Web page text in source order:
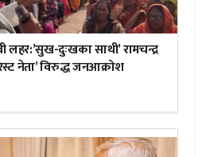
लहर:’सुख-दुःखका साथी’ रामचन्द्र
नेता’ विरुद्ध जनआक्रोश